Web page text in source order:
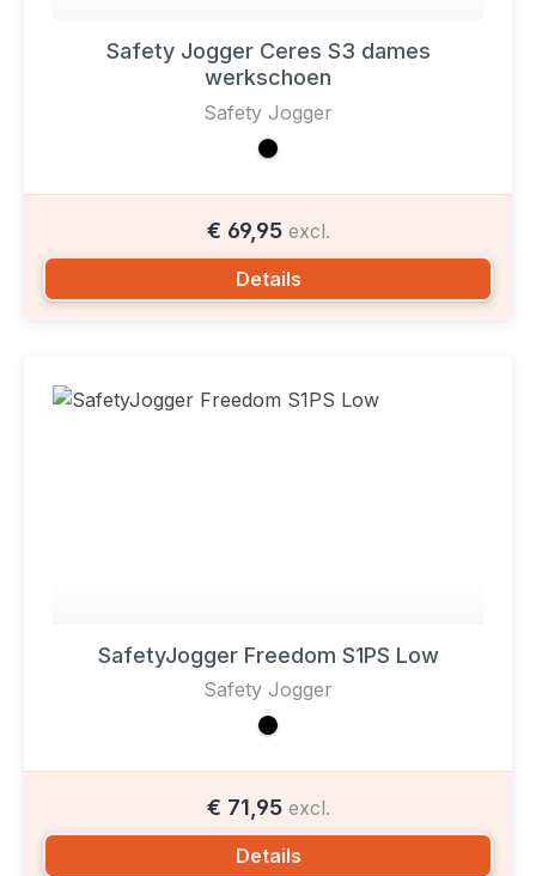
Safety Jogger Ceres S3 dames
werkschoen
Safety Jogger
€ 69,95 excl.
Details
SafetyJogger Freedom S1PS Low
Safety Jogger
€ 71,95 excl.
Details